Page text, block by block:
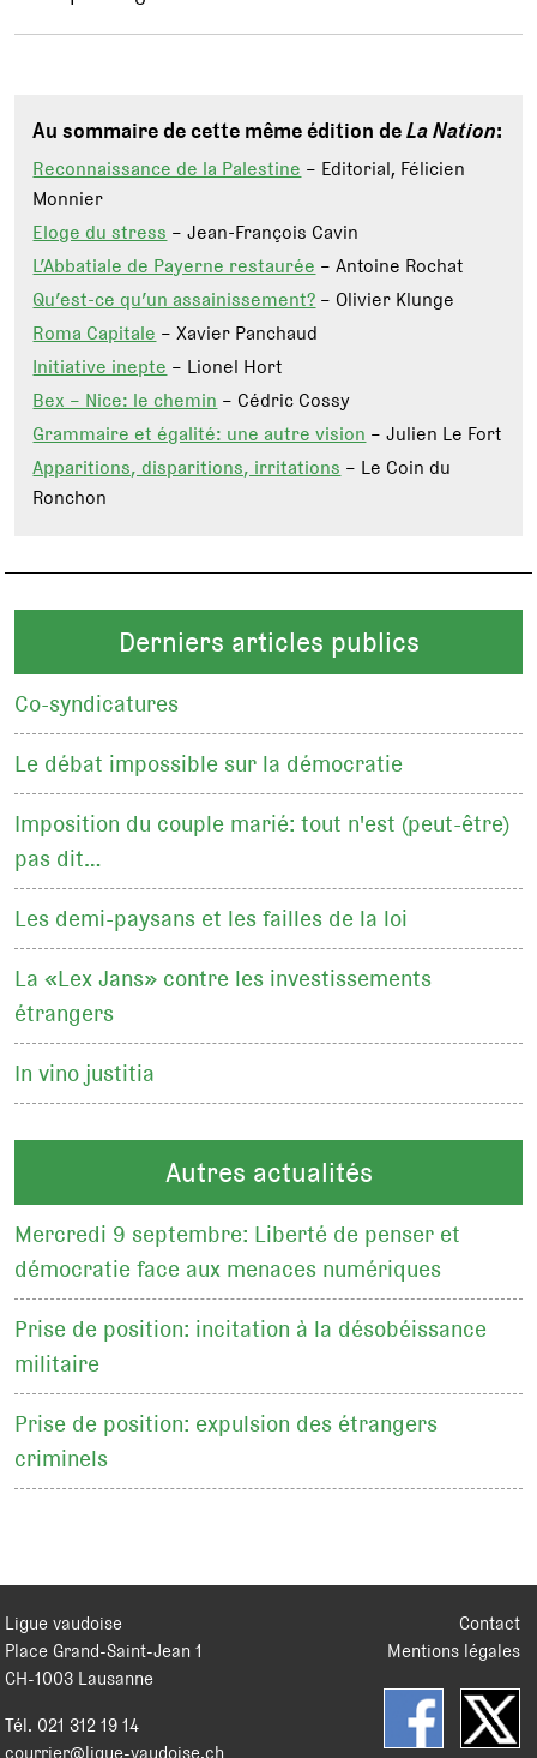
Au sommaire de cette même édition deLa Nation:
Reconnaissance de la Palestine– Editorial, Félicien
Monnier
Eloge du stress– Jean-François Cavin
L’Abbatiale de Payerne restaurée– Antoine Rochat
Qu’est-ce qu’un assainissement?– Olivier Klunge
Roma Capitale– Xavier Panchaud
Initiative inepte– Lionel Hort
Bex – Nice: le chemin– Cédric Cossy
Grammaire et égalité: une autre vision– Julien Le Fort
Apparitions, disparitions, irritations– Le Coin du
Ronchon
Derniers articles publics
Co-syndicatures
Le débat impossible sur la démocratie
Imposition du couple marié: tout n'est (peut-être)
pas dit…
Les demi-paysans et les failles de la loi
La «Lex Jans» contre les investissements
étrangers
In vino justitia
Autres actualités
Mercredi 9 septembre: Liberté de penser et
démocratie face aux menaces numériques
Prise de position: incitation à la désobéissance
militaire
Prise de position: expulsion des étrangers
criminels
Contact
Mentions légales
Ligue vaudoise
Place Grand-Saint-Jean 1
CH-1003 Lausanne
Tél. 021 312 19 14
courrier@ligue-vaudoise.ch